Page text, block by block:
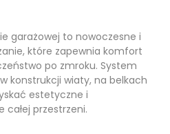
garażowej to nowoczesne i
które zapewnia komfort
po zmroku. System
konstrukcji wiaty, na belkach
estetyczne i
przestrzeni.